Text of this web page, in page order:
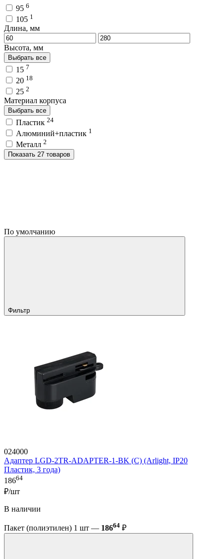
95 6
105 1
Длина, мм
Высота, мм
Выбрать все
15 7
20 18
25 2
Материал корпуса
Выбрать все
Пластик 24
Алюминий+пластик 1
Металл 2
Показать 27 товаров
По умолчанию
Фильтр
024000
Адаптер LGD-2TR-ADAPTER-1-BK (C) (Arlight, IP20
Пластик, 3 года)
18664
₽/шт
В наличии
Пакет (полиэтилен) 1 шт — 18664 ₽